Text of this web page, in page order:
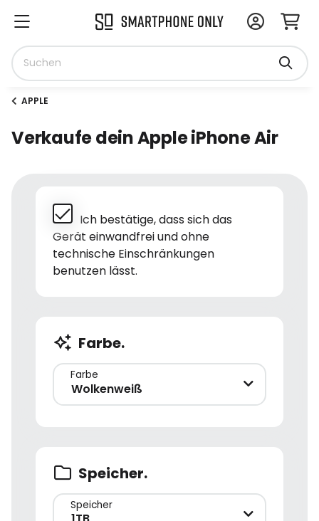
APPLE
Verkaufe dein Apple iPhone Air
Ich bestätige, dass sich das
Gerät einwandfrei und ohne
technische Einschränkungen
benutzen lässt.
Farbe.
Farbe
Wolkenweiß
Speicher.
Speicher